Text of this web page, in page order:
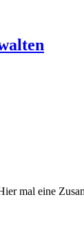
mal eine